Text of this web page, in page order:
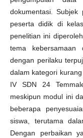
dokumentasi.
peserta didik di
penelitian ini
tema kebersamaan
dengan perilaku
dalam kategori
IV SDN 24
meskipun modul ini
beberapa
siswa, terutama
Dengan perbaikan